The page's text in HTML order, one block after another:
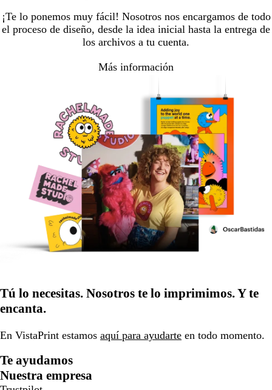
¡Te lo ponemos muy fácil! Nosotros nos encargamos de todo
el proceso de diseño, desde la idea inicial hasta la entrega de
los archivos a tu cuenta.
Más información
Tú lo necesitas. Nosotros te lo imprimimos. Y te
encanta.
En VistaPrint estamos aquí para ayudarte en todo momento.
Te ayudamos
Nuestra empresa